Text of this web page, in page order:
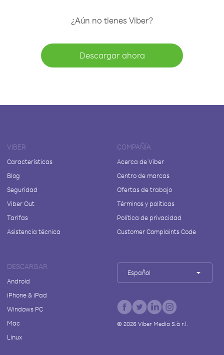
¿Aún no tienes Viber?
Descargar ahora
VIBER
Características
Blog
Seguridad
Viber Out
Tarifas
Asistencia técnica
COMPAÑÍA
Acerca de Viber
Centro de marcas
Ofertas de trabajo
Términos y políticas
Política de privacidad
Customer Complaints Code
DESCARGAR
Android
iPhone & iPad
Windows PC
Mac
Linux
Español
© 2026Viber Media S.à r.l.